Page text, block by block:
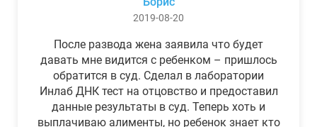
2019-08-20
После развода жена заявила что будет
давать мне видится с ребенком – пришлось
обратится в суд. Сделал в лаборатории
Инлаб ДНК тест на отцовство и предоставил
данные результаты в суд. Теперь хоть и
выплачиваю алименты, но ребенок знает кто